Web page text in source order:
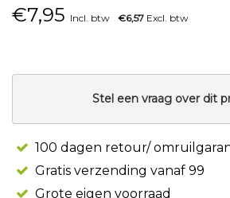
€7,95 Incl. btw €6,57 Excl. btw
Stel een vraag over dit
100 dagen retour/
Gratis verzending vanaf 99
Grote eigen voorraad